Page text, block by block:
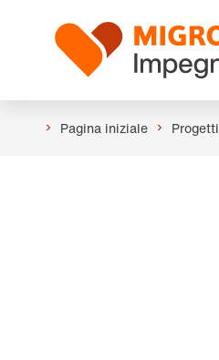
navigazione
Logo
Pagina iniziale Progetti